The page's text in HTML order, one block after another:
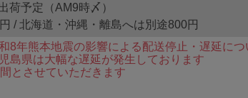
荷予定（AM9時〆）
/ 北海道・沖縄・離島へは別途800円
8年熊本地震の影響による配送停止・遅延につ
島県は大幅な遅延が発生しております
とさせていただきます